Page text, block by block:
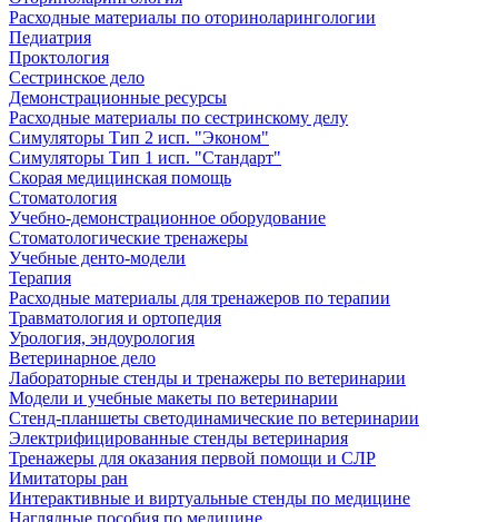
Расходные материалы по оториноларингологии
Педиатрия
Проктология
Сестринское дело
Демонстрационные ресурсы
Расходные материалы по сестринскому делу
Симуляторы Тип 2 исп. "Эконом"
Симуляторы Тип 1 исп. "Стандарт"
Скорая медицинская помощь
Стоматология
Учебно-демонстрационное оборудование
Стоматологические тренажеры
Учебные денто-модели
Терапия
Расходные материалы для тренажеров по терапии
Травматология и ортопедия
Урология, эндоурология
Ветеринарное дело
Лабораторные стенды и тренажеры по ветеринарии
Модели и учебные макеты по ветеринарии
Стенд-планшеты светодинамические по ветеринарии
Электрифицированные стенды ветеринария
Тренажеры для оказания первой помощи и СЛР
Имитаторы ран
Интерактивные и виртуальные стенды по медицине
Наглядные пособия по медицине